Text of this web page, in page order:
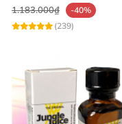
1.183.000₫
-40%
(239)